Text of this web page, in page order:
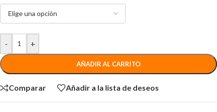
- +
AÑADIR AL CARRITO
Comparar Añadir a la lista de deseos